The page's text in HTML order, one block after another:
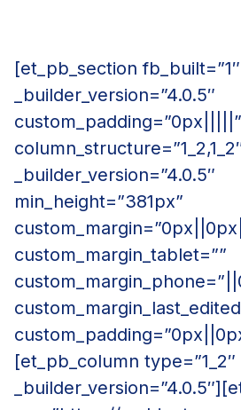
[et_pb_section fb_built=”1″
_builder_version=”4.0.5″
_builder_version=”4.0.5″
min_height=”381px”
custom_margin_tablet=””
[et_pb_column type=”1_2″